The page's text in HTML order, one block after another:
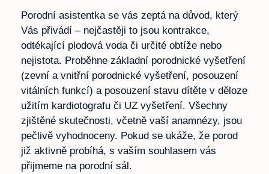
Porodní asistentka se vás zeptá na důvod, který
Vás přivádí – nejčastěji to jsou kontrakce,
odtékající plodová voda či určité obtíže nebo
nejistota. Proběhne základní porodnické vyšetření
(zevní a vnitřní porodnické vyšetření, posouzení
vitálních funkcí) a posouzení stavu dítěte v děloze
užitím kardiotografu či UZ vyšetření. Všechny
zjištěné skutečnosti, včetně vaší anamnézy, jsou
pečlivě vyhodnoceny. Pokud se ukáže, že porod
již aktivně probíhá, s vaším souhlasem vás
přijmeme na porodní sál.